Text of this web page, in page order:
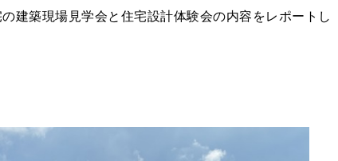
建築現場見学会と住宅設計体験会の内容をレポートし